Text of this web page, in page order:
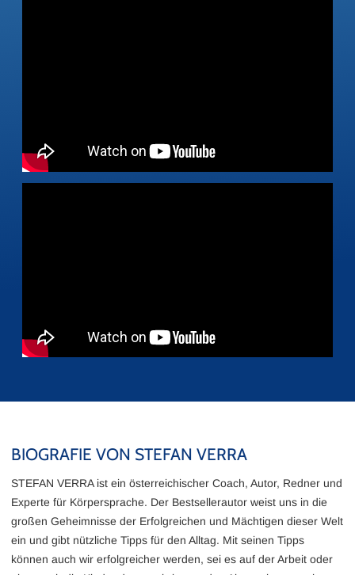
BIOGRAFIE VON STEFAN VERRA
STEFAN VERRA ist ein österreichischer Coach, Autor, Redner und
Experte für Körpersprache. Der Bestsellerautor weist uns in die
großen Geheimnisse der Erfolgreichen und Mächtigen dieser Welt
ein und gibt nützliche Tipps für den Alltag. Mit seinen Tipps
können auch wir erfolgreicher werden, sei es auf der Arbeit oder